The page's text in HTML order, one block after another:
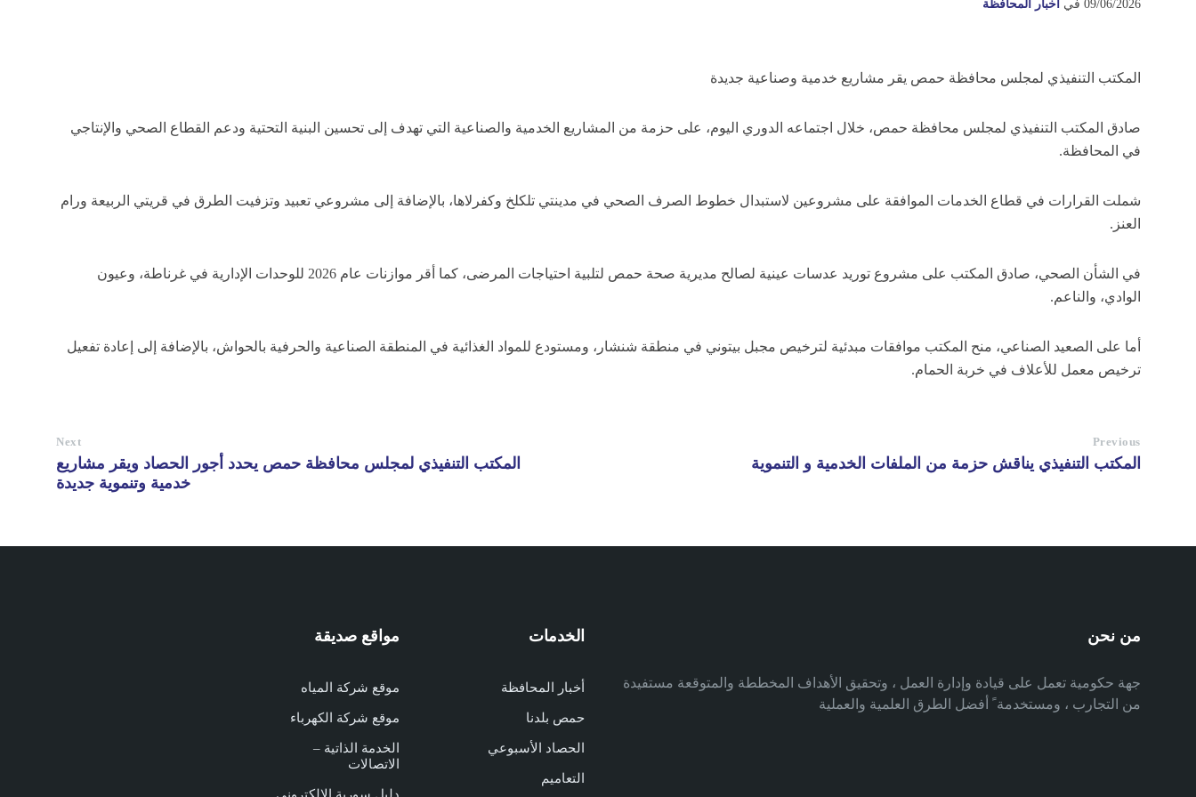
09/06/2026 في أخبار المحافظة
المكتب التنفيذي لمجلس محافظة حمص يقر مشاريع خدمية وصناعية جديدة
صادق المكتب التنفيذي لمجلس محافظة حمص، خلال اجتماعه الدوري اليوم، على حزمة من المشاريع الخدمية والصناعية التي تهدف إلى تحسين البنية التحتية ودعم القطاع الصحي والإنتاجي
في المحافظة.
شملت القرارات في قطاع الخدمات الموافقة على مشروعين لاستبدال خطوط الصرف الصحي في مدينتي تلكلخ وكفرلاها، بالإضافة إلى مشروعي تعبيد وتزفيت الطرق في قريتي الربيعة ورام
العنز.
في الشأن الصحي، صادق المكتب على مشروع توريد عدسات عينية لصالح مديرية صحة حمص لتلبية احتياجات المرضى، كما أقر موازنات عام 2026 للوحدات الإدارية في غرناطة، وعيون
الوادي، والناعم.
أما على الصعيد الصناعي، منح المكتب موافقات مبدئية لترخيص مجبل بيتوني في منطقة شنشار، ومستودع للمواد الغذائية في المنطقة الصناعية والحرفية بالحواش، بالإضافة إلى إعادة تفعيل
ترخيص معمل للأعلاف في خربة الحمام.
Previous
المكتب التنفيذي يناقش حزمة من الملفات الخدمية و التنموية
Next
المكتب التنفيذي لمجلس محافظة حمص يحدد أجور الحصاد ويقر مشاريع
خدمية وتنموية جديدة
من نحن
جهة حكومية تعمل على قيادة وإدارة العمل ، وتحقيق الأهداف المخططة والمتوقعة مستفيدة
من التجارب ، ومستخدمة ً أفضل الطرق العلمية والعملية
الخدمات
أخبار المحافظة
حمص بلدنا
الحصاد الأسبوعي
التعاميم
مواقع صديقة
موقع شركة المياه
موقع شركة الكهرباء
الخدمة الذاتية –
الاتصالات